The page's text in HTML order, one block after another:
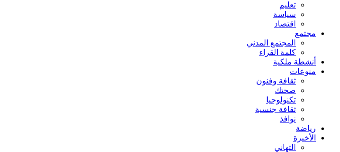
تعليم
سياسة
اقتصاد
مجتمع
المجتمع المدني
كلمة القراء
أنشطة ملكية
منوعات
ثقافة وفنون
صحتك
تكنولوجيا
ثقافة جنسية
نوافذ
رياضة
الأخيرة
التهاني